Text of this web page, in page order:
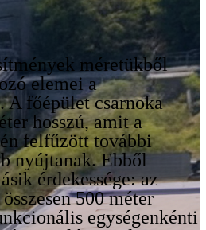
méretükből
elemei a
A főépület csarnoka
hosszú, amit a
felfűzött további
nyújtanak. Ebből
érdekessége: az
500 méter
egységenkénti